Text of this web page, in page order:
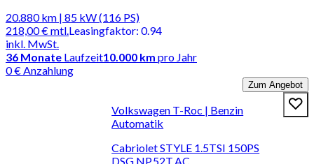
20.880 km | 85 kW (116 PS)
218,00 €mtl.
inkl. MwSt.
Leasingfaktor: 0.94
36 Monate Laufzeit10.000 km pro Jahr
0 € Anzahlung
Zum Angebot
Volkswagen T-Roc | Benzin
Automatik
Cabriolet STYLE 1.5TSI 150PS
DSG NP.52T.AC